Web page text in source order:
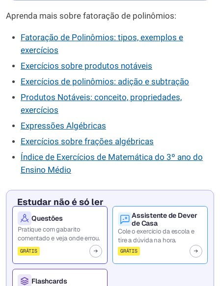
Aprenda mais sobre fatoração de polinômios:
Fatoração de Polinômios: tipos, exemplos e
exercícios
Exercícios sobre produtos notáveis
Exercícios de polinômios: adição e subtração
Produtos Notáveis: conceito, propriedades,
exercícios
Expressões Algébricas
Exercícios sobre frações algébricas
Índice de Exercícios de Matemática do 3º ano do
Ensino Médio
Estudar não é só ler
Questões
Pratique com gabarito
comentado e veja onde errou.
GRÁTIS
Assistente de Dever
de Casa
Cole o exercício da escola e
tire a dúvida na hora.
GRÁTIS
Flashcards